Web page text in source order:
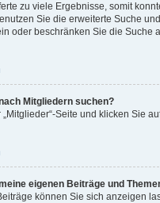
zu viele Ergebnisse, somit
Sie die erweiterte Suche
oder beschränken Sie die Suche
Mitgliedern suchen?
Seite und klicken Sie
eigenen Beiträge und
können Sie sich anzeigen